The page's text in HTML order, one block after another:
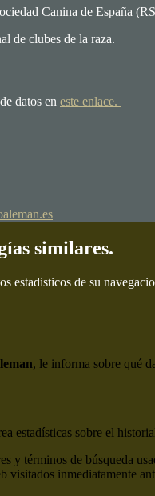
Canina de España
de clubes de la raza.
datos en este enlace.
similares.
estadisticos de su
, le informa sobre qué
estadísticas sobre el
términos de búsqueda
inmediatamente